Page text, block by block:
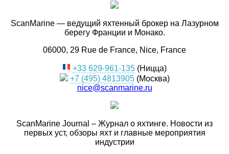
ScanMarine — ведущий яхтенный брокер на Лазурном
берегу Франции и Монако.
06000, 29 Rue de France, Nice, France
+33 629-961-135 (Ницца)
+7 (495) 4813905(Москва)
nice@scanmarine.ru
ScanMarine Journal – Журнал о яхтинге. Новости из
первых уст, обзоры яхт и главные мероприятия
индустрии